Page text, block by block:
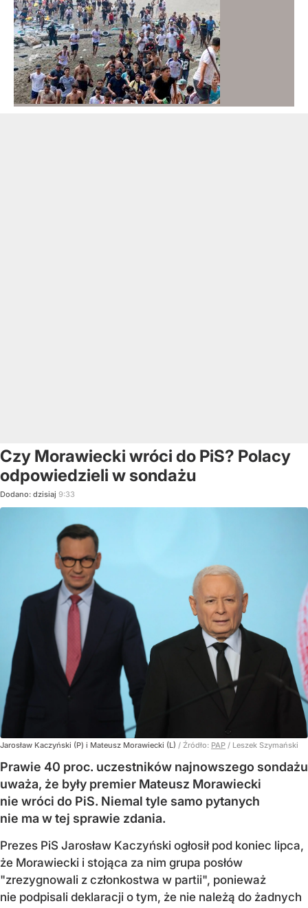
Czy Morawiecki wróci do PiS? Polacy
odpowiedzieli w sondażu
Dodano: dzisiaj 9:33
Jarosław Kaczyński (P) i Mateusz Morawiecki (L) / Źródło: PAP / Leszek Szymański
Prawie 40 proc. uczestników najnowszego sondażu
uważa, że były premier Mateusz Morawiecki
nie wróci do PiS. Niemal tyle samo pytanych
nie ma w tej sprawie zdania.
Prezes PiS Jarosław Kaczyński ogłosił pod koniec lipca,
że Morawiecki i stojąca za nim grupa posłów
"zrezygnowali z członkostwa w partii", ponieważ
nie podpisali deklaracji o tym, że nie należą do żadnych